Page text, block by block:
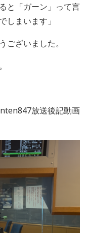
と「ガーン」って言
しまいます」
ございました。
放送後記動画